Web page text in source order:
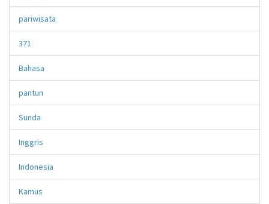
pariwisata
371
Bahasa
pantun
Sunda
Inggris
Indonesia
Kamus